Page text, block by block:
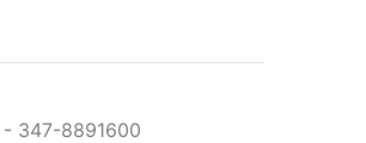
347-8891600